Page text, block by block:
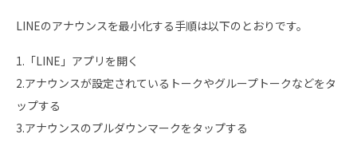
LINEのアナウンスを最小化する手順は以下のとおりです。
1.「LINE」アプリを開く
2.アナウンスが設定されているトークやグループトークなどをタ
ップする
3.アナウンスのプルダウンマークをタップする